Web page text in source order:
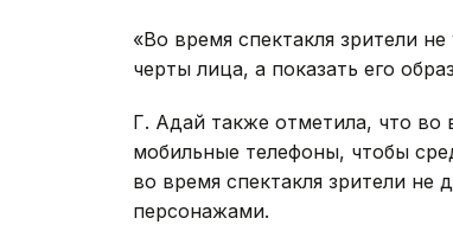
«Во время спектакля зрители
черты лица, а показать его
Г. Адай также отметила, что во
мобильные телефоны, чтобы
во время спектакля зрители не
персонажами.